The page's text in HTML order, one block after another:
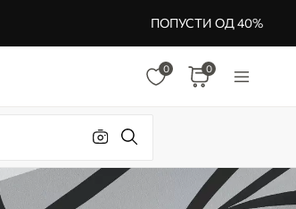
ПОПУСТИ ОД 40%
0 0